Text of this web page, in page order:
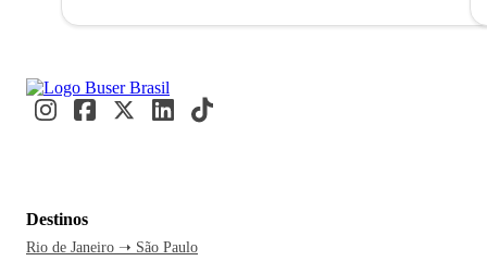
Destinos
Rio de Janeiro ➝ São Paulo